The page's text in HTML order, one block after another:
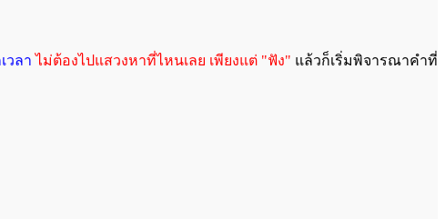
วลา ไม่ต้องไปแสวงหาที่ไหนเลย เพียงแต่ "ฟัง" แล้วก็เริ่มพิจารณาคำที่